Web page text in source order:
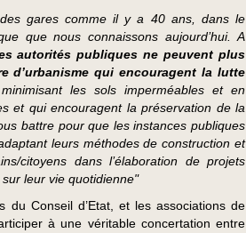
gares comme il y a 40 ans, dans le
que nous connaissons aujourd’hui. A
autorités publiques ne peuvent plus
d’urbanisme qui encouragent la lutte
les sols imperméables et en
et qui encouragent la préservation de la
battre pour que les instances publiques
leurs méthodes de construction et
citoyens dans l’élaboration de projets
leur vie quotidienne"
Conseil d’Etat, et les associations de
à une véritable concertation entre